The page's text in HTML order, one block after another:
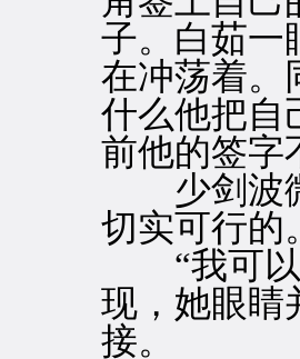
子。白茹一
在冲荡着。
什么他把自
前他的签
少剑波微
切实可行的
“我可以
现，她眼睛
接。